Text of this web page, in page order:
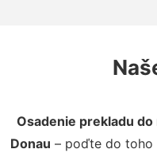
Osadenie prekladu
Donau – poďte do toho